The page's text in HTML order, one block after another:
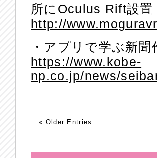
所にOculus Rift設置
http://
・アプリで学ぶ新
https://www.kobe-
np.co.jp/news/
« Older Entries